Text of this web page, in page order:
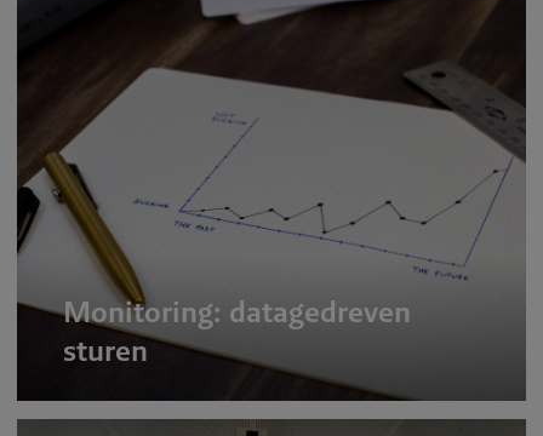
Monitoring: datagedreven
sturen